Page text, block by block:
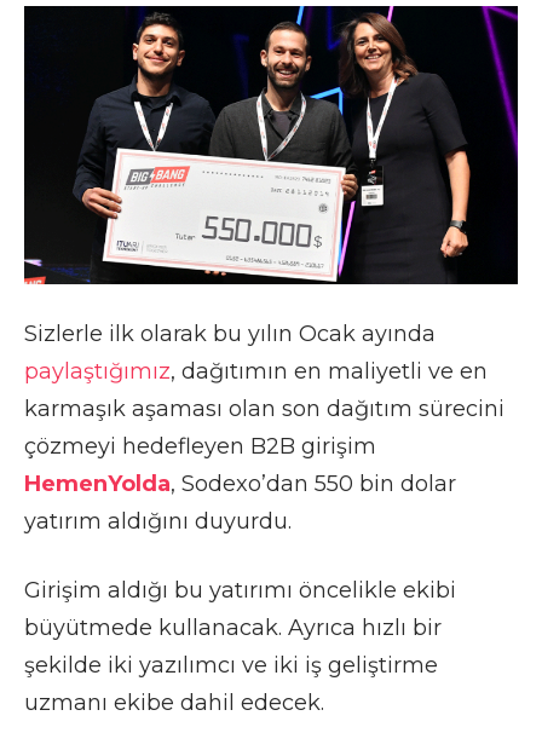
Sizlerle ilk olarak bu yılın Ocak ayında
paylaştığımız, dağıtımın en maliyetli ve en
karmaşık aşaması olan son dağıtım sürecini
çözmeyi hedefleyen B2B girişim
HemenYolda, Sodexo’dan 550 bin dolar
yatırım aldığını duyurdu.
Girişim aldığı bu yatırımı öncelikle ekibi
büyütmede kullanacak. Ayrıca hızlı bir
şekilde iki yazılımcı ve iki iş geliştirme
uzmanı ekibe dahil edecek.